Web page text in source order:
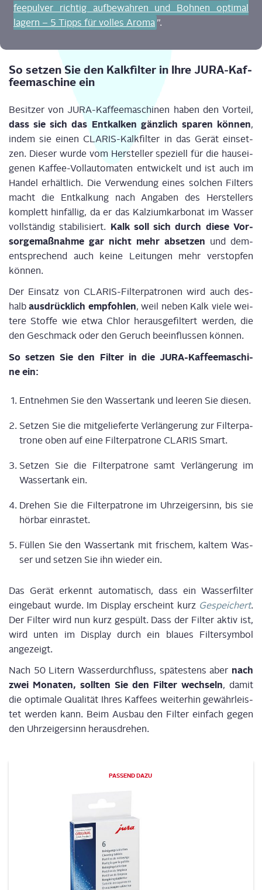
fee­pul­ver rich­tig auf­be­wah­ren und Boh­nen opti­mal
lagern – 5 Tipps für vol­les Aro­ma ”.
So set­zen Sie den Kalk­fil­ter in Ihre JURA-Kaf­
fee­ma­schi­ne ein
Besit­zer von JURA-Kaf­fee­ma­schi­nen haben den Vor­teil,
dass sie sich das Ent­kal­ken gänz­lich spa­ren kön­nen,
indem sie einen CLA­RIS-Kalk­fil­ter in das Gerät ein­set­
zen. Die­ser wur­de vom Her­stel­ler spe­zi­ell für die haus­ei­
ge­nen Kaf­fee-Voll­au­to­ma­ten ent­wi­ckelt und ist auch im
Han­del erhält­lich. Die Ver­wen­dung eines sol­chen Fil­ters
macht die Ent­kal­kung nach Anga­ben des Her­stel­lers
kom­plett hin­fäl­lig, da er das Kal­zi­um­kar­bo­nat im Was­ser
voll­stän­dig sta­bi­li­siert. Kalk soll sich durch die­se Vor­
sor­ge­maß­nah­me gar nicht mehr abset­zen und dem­
entspre­chend auch kei­ne Lei­tun­gen mehr ver­stop­fen
können.
Der Ein­satz von CLA­RIS-Fil­ter­pa­tro­nen wird auch des­
halbaus­drück­lich emp­foh­len, weil neben Kalk vie­le wei­
te­re Stof­fe wie etwa Chlor her­aus­ge­fil­tert wer­den, die
den Geschmack oder den Geruch beein­flus­sen können.
So set­zen Sie den Fil­ter in die JURA-Kaf­fee­ma­schi­
ne ein:
Ent­neh­men Sie den Was­ser­tank und lee­ren Sie diesen.
Set­zen Sie die mit­ge­lie­fer­te Ver­län­ge­rung zur Fil­ter­pa­
tro­ne oben auf eine Fil­ter­pa­tro­ne CLARIS Smart.
Set­zen Sie die Fil­ter­pa­tro­ne samt Ver­län­ge­rung im
Was­ser­tank ein.
Dre­hen Sie die Fil­ter­pa­tro­ne im Uhr­zei­ger­sinn, bis sie
hör­bar einrastet.
Fül­len Sie den Was­ser­tank mit fri­schem, kal­tem Was­
ser und set­zen Sie ihn wie­der ein.
Das Gerät erkennt auto­ma­tisch, dass ein Was­ser­fil­ter
ein­ge­baut wur­de. Im Dis­play erscheint kurz Gespei­chert.
Der Fil­ter wird nun kurz gespült. Dass der Fil­ter aktiv ist,
wird unten im Dis­play durch ein blau­es Fil­ter­sym­bol
angezeigt.
Nach 50 Litern Was­ser­durch­fluss, spä­tes­tens aber nach
zwei Mona­ten, soll­ten Sie den Fil­ter wech­seln, damit
die opti­ma­le Qua­li­tät Ihres Kaf­fees wei­ter­hin gewähr­leis­
tet wer­den kann. Beim Aus­bau den Fil­ter ein­fach gegen
den Uhr­zei­ger­sinn herausdrehen.
PAS­SEND DAZU